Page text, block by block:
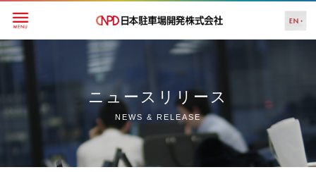
ニュースリリース
NEWS & RELEASE